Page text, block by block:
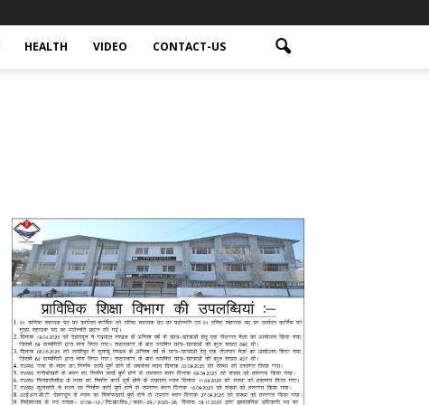
HEALTH VIDEO CONTACT-US